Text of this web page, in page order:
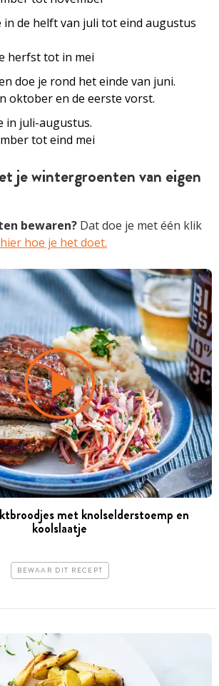
in de helft van juli tot eind augustus
herfst tot in mei
doe je rond het einde van juni.
oktober en de eerste vorst.
in juli-augustus.
tot eind mei
je wintergroenten van eigen
bewaren? Dat doe je met één klik
hoe je het doet.
met knolselderstoemp en
koolslaatje
BEWAAR DIT RECEPT